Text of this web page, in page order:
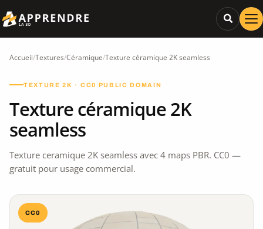
Accueil/Textures/Céramique/Texture céramique 2K seamless
TEXTURE 2K · CC0 PUBLIC DOMAIN
Texture céramique 2K
seamless
Texture ceramique 2K seamless avec 4 maps PBR. CC0 —
gratuit pour usage commercial.
CC0